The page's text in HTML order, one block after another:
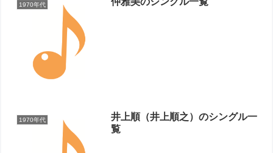
1970年代
1970年代
井上順（井上順之）のシングル一
覧